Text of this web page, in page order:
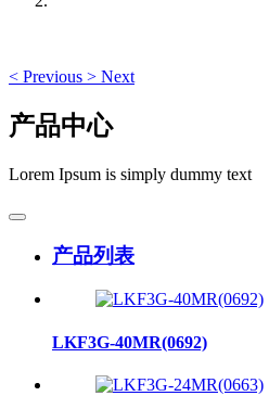
< Previous > Next
产品中心
Lorem Ipsum is simply dummy text
产品列表
LKF3G-40MR(0692)